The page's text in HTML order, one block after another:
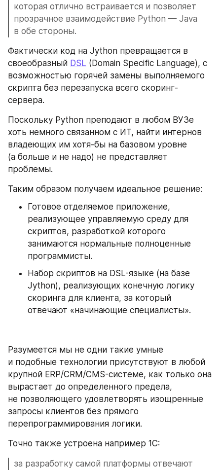
которая отлично встраивается и позволяет
прозрачное взаимодействие Python — Java
в обе стороны.
Фактически код на Jython превращается в
своеобразный DSL (Domain Specific Language), с
возможностью горячей замены выполняемого
скрипта без перезапуска всего скоринг-
сервера.
Поскольку Python преподают в любом ВУЗе
хоть немного связанном с ИТ, найти интернов
владеющих им хотя-бы на базовом уровне
(а больше и не надо) не представляет
проблемы.
Таким образом получаем идеальное решение:
Готовое отделяемое приложение,
реализующее управляемую среду для
скриптов, разработкой которого
занимаются нормальные полноценные
программисты.
Набор скриптов на DSL-языке (на базе
Jython), реализующих конечную логику
скоринга для клиента, за который
отвечают «начинающие специалисты».
Разумеется мы не одни такие умные
и подобные технологии присутствуют в любой
крупной ERP/CRM/CMS-системе, как только она
вырастает до определенного предела,
не позволяющего удовлетворять изощренные
запросы клиентов без прямого
перепрограммирования логики.
Точно также устроена например 1С:
за разработку самой платформы отвечают